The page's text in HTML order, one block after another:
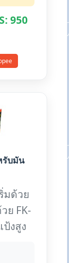
950
รับมัน
มด้วย
ย FK-
งสูง